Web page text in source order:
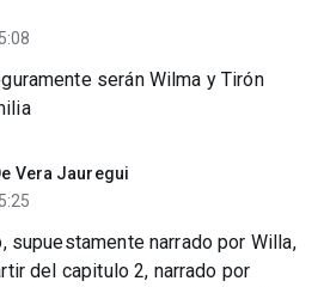
serán Wilma y Tirón
Vera Jauregui
supuestamente narrado por Willa,
del capitulo 2, narrado por